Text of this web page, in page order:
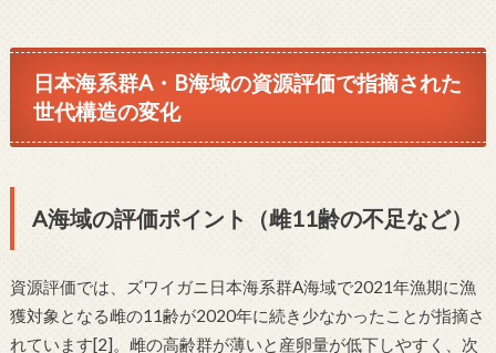
日本海系群A・B海域の資源評価で指摘された
世代構造の変化
A海域の評価ポイント（雌11齢の不足など）
資源評価では、ズワイガニ日本海系群A海域で2021年漁期に漁
獲対象となる雌の11齢が2020年に続き少なかったことが指摘さ
れています[2]。雌の高齢群が薄いと産卵量が低下しやすく、次